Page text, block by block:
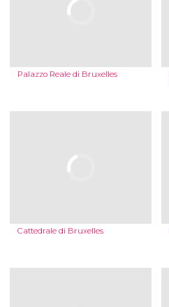
Palazzo Reale di Bruxelles
Cattedrale di Bruxelles